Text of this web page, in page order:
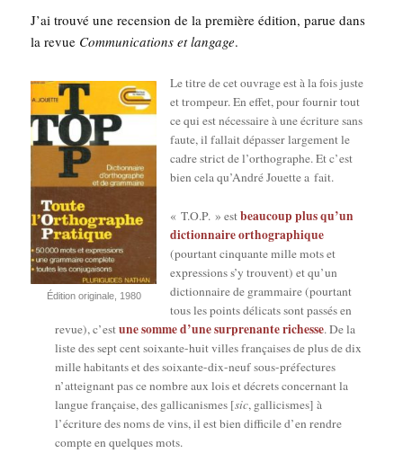
J’ai trou­vé une recen­sion de la pre­mière édi­tion, parue dans
la revue Com­mu­ni­ca­tions et lan­gage.
Édi­tion ori­gi­nale, 1980
Le titre de cet ouvrage est à la fois juste
et trom­peur. En effet, pour four­nir tout
ce qui est néces­saire à une écri­ture sans
faute, il fal­lait dépas­ser lar­ge­ment le
cadre strict de l’or­tho­graphe. Et c’est
bien cela qu’An­dré Jouette a fait.
« T.O.P. » estbeau­coup plus qu’un
dic­tion­naire ortho­gra­phique
(pour­tant cin­quante mille mots et
expres­sions s’y trouvent) et qu’un
dic­tion­naire de gram­maire (pour­tant
tous les points déli­cats sont pas­sés en
revue), c’estune somme d’une sur­pre­nante richesse. De la
liste des sept cent soixante-huit villes fran­çaises de plus de dix
mille habi­tants et des soixante-dix-neuf sous-pré­fec­tures
n’at­tei­gnant pas ce nombre aux lois et décrets concer­nant la
langue fran­çaise, des gal­li­ca­nismes [sic, gal­li­cismes] à
l’é­cri­ture des noms de vins, il est bien dif­fi­cile d’en rendre
compte en quelques mots.